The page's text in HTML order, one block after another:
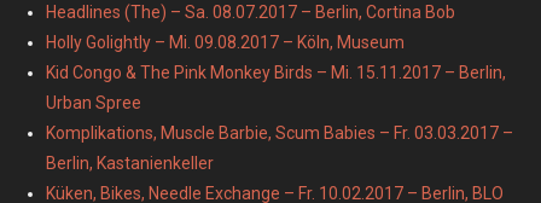
Headlines (The) – Sa. 08.07.2017 – Berlin, Cortina Bob
Holly Golightly – Mi. 09.08.2017 – Köln, Museum
Kid Congo & The Pink Monkey Birds – Mi. 15.11.2017 – Berlin,
Urban Spree
Komplikations, Muscle Barbie, Scum Babies – Fr. 03.03.2017 –
Berlin, Kastanienkeller
Küken, Bikes, Needle Exchange – Fr. 10.02.2017 – Berlin, BLO